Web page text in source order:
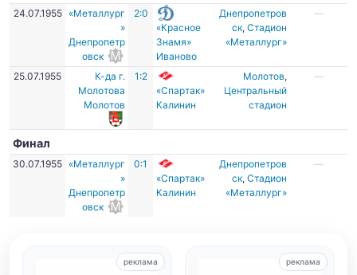
24.07.1955
«Металлург
»
Днепропетр
овск
2:0
«Красное
Знамя»
Иваново
Днепропетров
ск,Стадион
«Металлург»
—
25.07.1955
К-да г.
Молотова
Молотов
1:2
«Спартак»
Калинин
Молотов,
Центральный
стадион
—
Финал
30.07.1955 «Металлург
»
Днепропетр
овск
0:1
«Спартак»
Калинин
Днепропетров
ск,Стадион
«Металлург»
—
реклама реклама